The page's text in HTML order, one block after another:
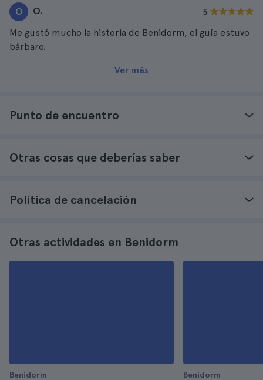
O O. 5
Me gustó mucho la historia de Benidorm, el guía estuvo
bárbaro.
Ver más
Punto de encuentro
Otras cosas que deberías saber
Política de cancelación
Otras actividades en Benidorm
Benidorm Benidorm